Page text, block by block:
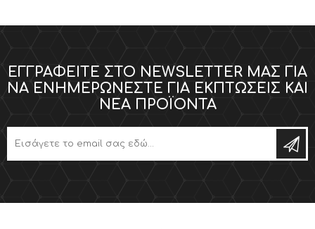
ΕΓΓΡΑΦΕΊΤΕ ΣΤΟ NEWSLETTER ΜΑΣ ΓΙΑ
ΝΑ ΕΝΗΜΕΡΏΝΕΣΤΕ ΓΙΑ ΕΚΠΤΏΣΕΙΣ ΚΑΙ
ΝΈΑ ΠΡΟΪΌΝΤΑ